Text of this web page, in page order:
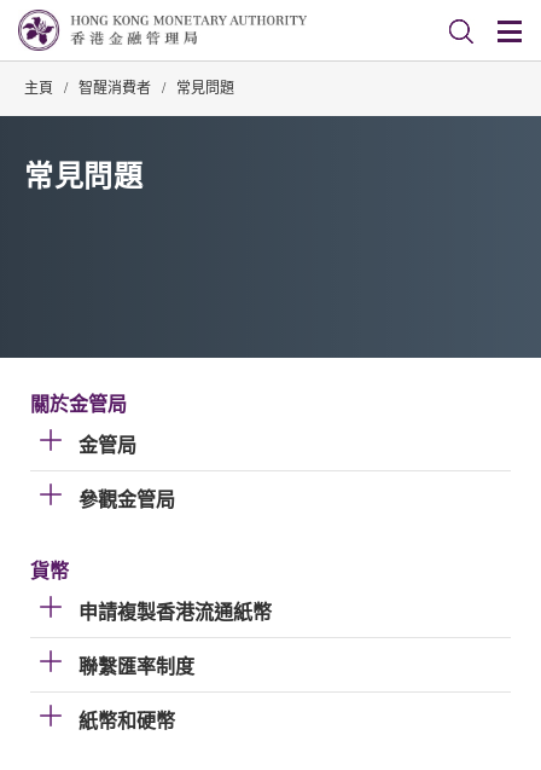
主頁 / 智醒消費者 / 常見問題
常見問題
關於金管局
金管局
參觀金管局
貨幣
申請複製香港流通紙幣
聯繫匯率制度
紙幣和硬幣